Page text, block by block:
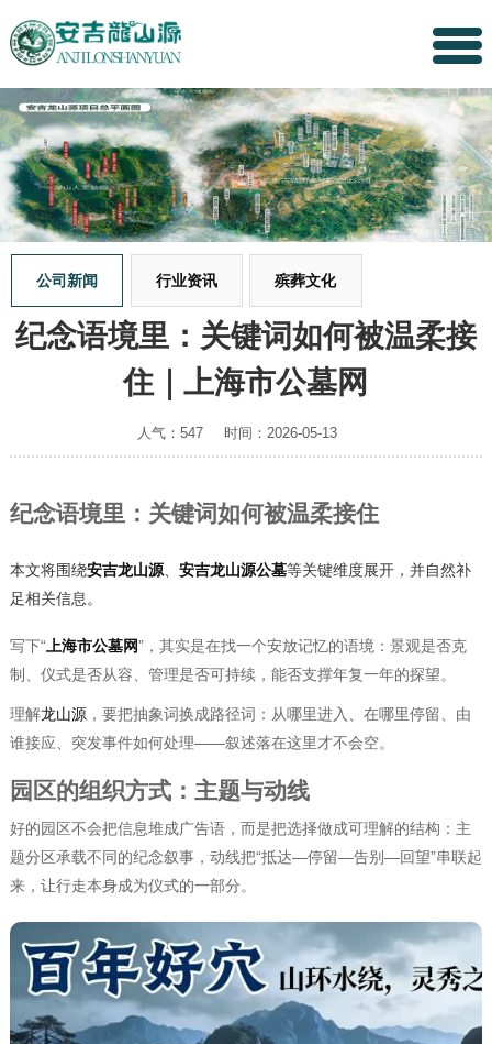
公司新闻 行业资讯 殡葬文化
纪念语境里：关键词如何被温柔接
住｜上海市公墓网
人气：547 时间：2026-05-13
纪念语境里：关键词如何被温柔接住
本文将围绕安吉龙山源、 安吉龙山源公墓等关键维度展开，并自然补
足相关信息。
写下“ 上海市公墓网”，其实是在找一个安放记忆的语境：景观是否克
制、仪式是否从容、管理是否可持续，能否支撑年复一年的探望。
理解龙山源，要把抽象词换成路径词：从哪里进入、在哪里停留、由
谁接应、突发事件如何处理——叙述落在这里才不会空。
园区的组织方式：主题与动线
好的园区不会把信息堆成广告语，而是把选择做成可理解的结构：主
题分区承载不同的纪念叙事，动线把“抵达—停留—告别—回望”串联起
来，让行走本身成为仪式的一部分。